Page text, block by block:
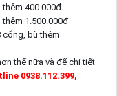
400.000đ
1.500.000đ
cổng, bù thêm
thế nữa và để chi tiết
0938.112.399,